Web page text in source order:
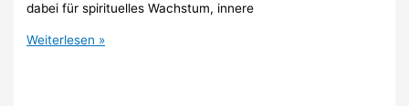
dabei für spirituelles Wachstum, innere
Engelszahl
Weiterlesen »